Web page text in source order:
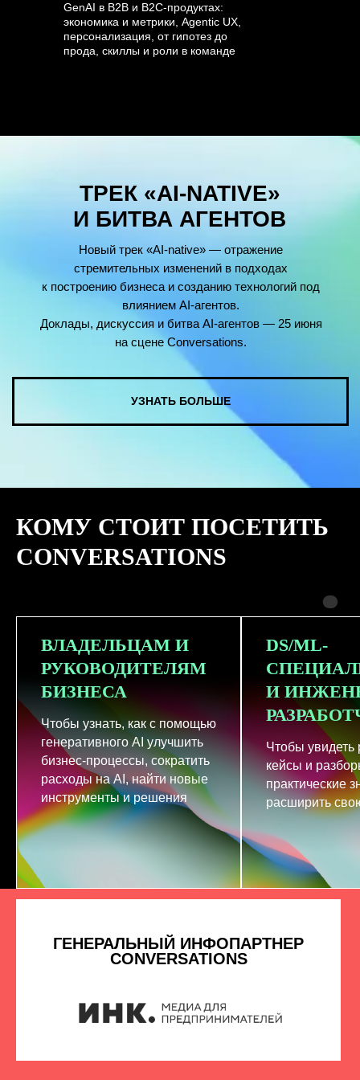
GenAI в B2B и B2C-продуктах:
экономика и метрики, Agentic UX,
персонализация, от гипотез до
прода, скиллы и роли в команде
КОМУ СТОИТ ПОСЕТИТЬ
CONVERSATIONS
ВЛАДЕЛЬЦАМ И
РУКОВОДИТЕЛЯМ
БИЗНЕСА
Чтобы узнать, как с помощью
генеративного AI улучшить
бизнес-процессы, сократить
расходы на AI, найти новые
инструменты и решения
DS/ML-
И
Чтобы увидеть
кейсы и
практические
расширить